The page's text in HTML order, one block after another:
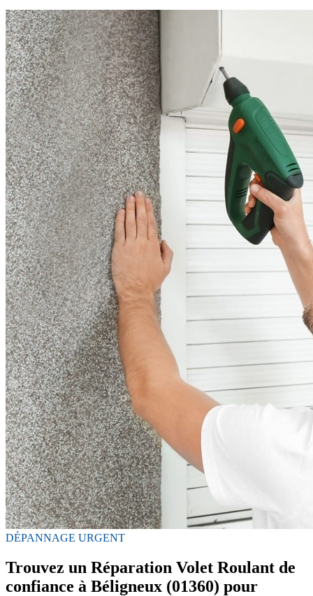
DÉPANNAGE URGENT
Trouvez un Réparation Volet Roulant de
confiance à Béligneux (01360) pour